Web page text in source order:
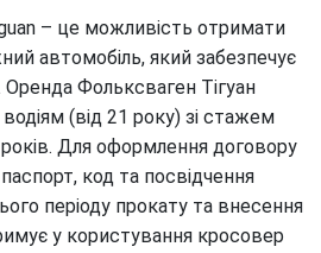
– це можливість отримати
автомобіль, який забезпечує
Фольксваген Тігуан
(від 21 року) зі стажем
Для оформлення договору
код та посвідчення
періоду прокату та внесення
у користування кросовер